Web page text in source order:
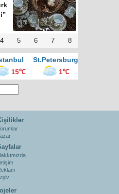
4 5 6 7 8
St.Petersburg
15℃ 1℃
İletişim